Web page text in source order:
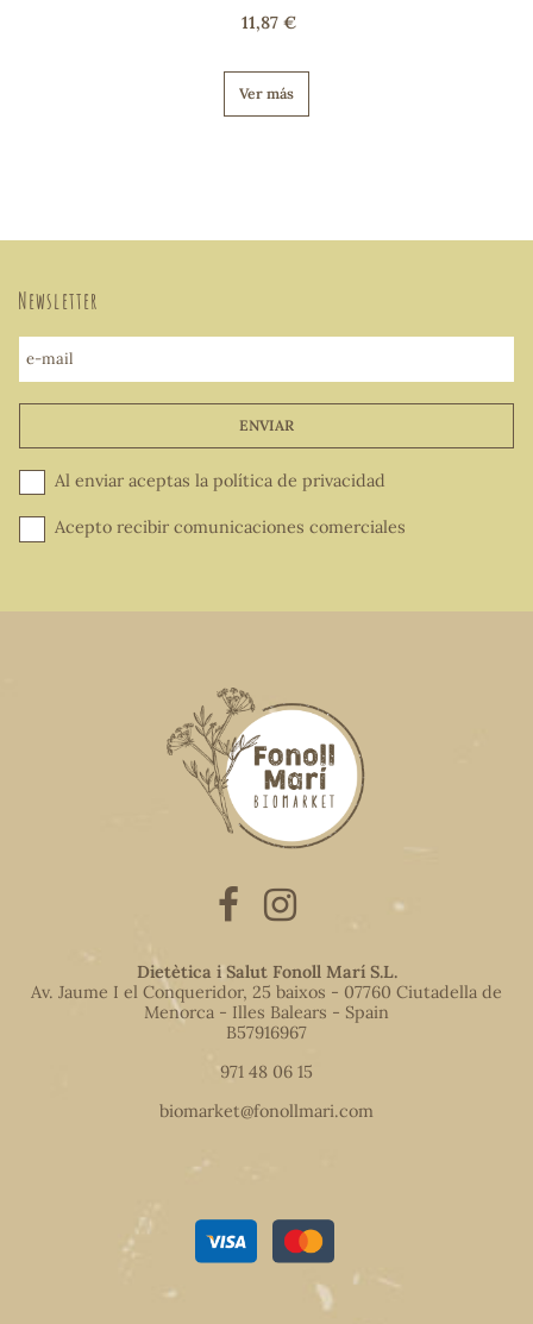
11,87 €
Ver más
Newsletter
e-mail
ENVIAR
Al enviar aceptas la política de privacidad
Acepto recibir comunicaciones comerciales
Dietètica i Salut Fonoll Marí S.L.
Av. Jaume I el Conqueridor, 25 baixos - 07760 Ciutadella de
Menorca - Illes Balears - Spain
B57916967
971 48 06 15
biomarket@fonollmari.com